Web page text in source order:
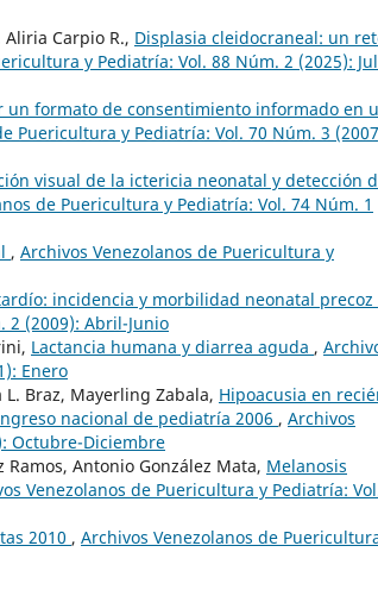
Carpio R., Displasia cleidocraneal: un
y Pediatría: Vol. 88 Núm. 2 (2025):
un formato de consentimiento informado en
Puericultura y Pediatría: Vol. 70 Núm. 3
visual de la ictericia neonatal y detección
de Puericultura y Pediatría: Vol. 74 Núm. 1
, Archivos Venezolanos de Puericultura y
incidencia y morbilidad neonatal precoz
2 (2009): Abril-Junio
Lactancia humana y diarrea aguda ,
Enero
Braz, Mayerling Zabala, Hipoacusia en
nacional de pediatría 2006 , Archivos
Octubre-Diciembre
Antonio González Mata, Melanosis
Venezolanos de Puericultura y Pediatría:
2010 , Archivos Venezolanos de